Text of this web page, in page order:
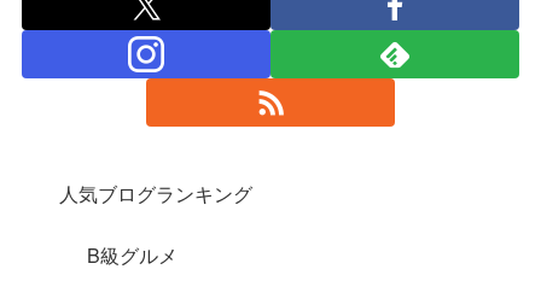
人気ブログランキング
B級グルメ